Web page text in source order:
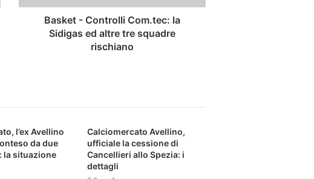
tre
squadre
rischiano
Basket - Controlli Com.tec: la
Sidigas ed altre tre squadre
rischiano
l’ex Avellino
da due
la situazione
Calciomercato Avellino,
ufficiale la cessione di
Cancellieri allo Spezia: i
dettagli